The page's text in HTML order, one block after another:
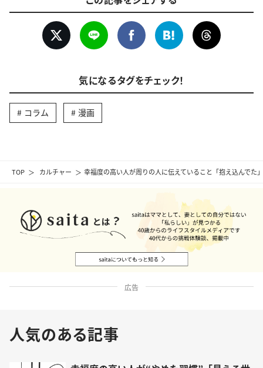
TOP カルチャー 幸福度の高い人が周りの人に伝えていること「抱え込んでた
気になるタグをチェック！
コラム 漫画
広告
人気のある記事